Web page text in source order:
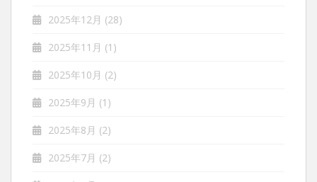
2025年12月 (28)
2025年11月 (1)
2025年10月 (2)
2025年9月 (1)
2025年8月 (2)
2025年7月 (2)